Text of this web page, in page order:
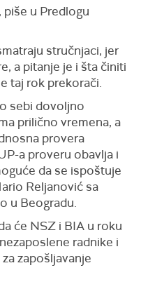
u Predlogu
stručnjaci, jer
a pitanje je i šta činiti
taj rok prekorači.
sebi dovoljno
prilično vremena, a
provera
a proveru obavlja i
da se ispoštuje
Reljanović sa
u Beogradu.
će NSZ i BIA u roku
radnike i
zapošljavanje